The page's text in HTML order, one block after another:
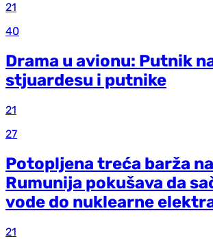
21
40
Drama u avionu: Putnik
stjuardesu i putnike
21
27
Potopljena treća barža
Rumunija pokušava da
vode do nuklearne
21